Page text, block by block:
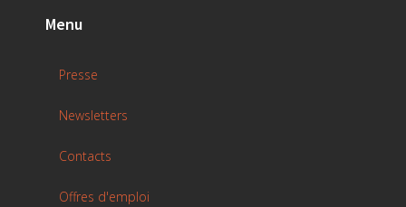
Menu
Presse
Newsletters
Contacts
Offres d'emploi